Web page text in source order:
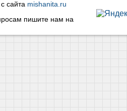
сайта mishanita.ru
пишите нам на